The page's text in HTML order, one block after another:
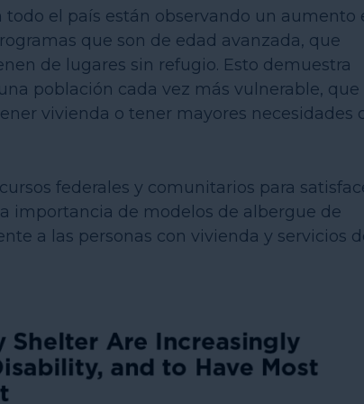
el país están observando un aumento
que son de edad avanzada, que
de lugares sin refugio. Esto demuestra
población cada vez más vulnerable, que
vivienda o tener mayores necesidades
federales y comunitarios para
importancia de modelos de albergue de
a las personas con vivienda y servicios